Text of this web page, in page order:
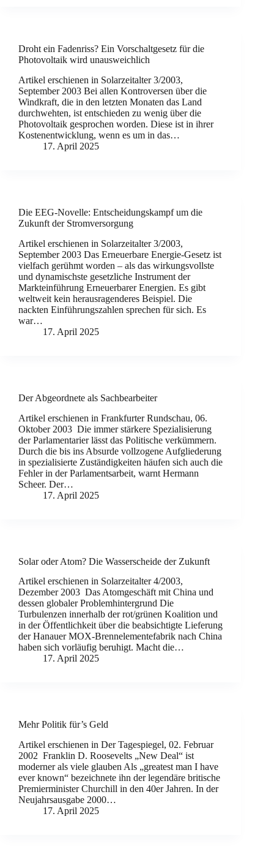
Droht ein Fadenriss? Ein Vorschaltgesetz für die
Photovoltaik wird unausweichlich
Artikel erschienen in Solarzeitalter 3/2003,
September 2003 Bei allen Kontroversen über die
Windkraft, die in den letzten Monaten das Land
durchwehten, ist entschieden zu wenig über die
Photovoltaik gesprochen worden. Diese ist in ihrer
Kostenentwicklung, wenn es um in das…
17. April 2025
Die EEG-Novelle: Entscheidungskampf um die
Zukunft der Stromversorgung
Artikel erschienen in Solarzeitalter 3/2003,
September 2003 Das Erneuerbare Energie-Gesetz ist
vielfach gerühmt worden – als das wirkungsvollste
und dynamischste gesetzliche Instrument der
Markteinführung Erneuerbarer Energien. Es gibt
weltweit kein herausragenderes Beispiel. Die
nackten Einführungszahlen sprechen für sich. Es
war…
17. April 2025
Der Abgeordnete als Sachbearbeiter
Artikel erschienen in Frankfurter Rundschau, 06.
Oktober 2003 Die immer stärkere Spezialisierung
der Parlamentarier lässt das Politische verkümmern.
Durch die bis ins Absurde vollzogene Aufgliederung
in spezialisierte Zuständigkeiten häufen sich auch die
Fehler in der Parlamentsarbeit, warnt Hermann
Scheer. Der…
17. April 2025
Solar oder Atom? Die Wasserscheide der Zukunft
Artikel erschienen in Solarzeitalter 4/2003,
Dezember 2003 Das Atomgeschäft mit China und
dessen globaler Problemhintergrund Die
Turbulenzen innerhalb der rot/grünen Koalition und
in der Öffentlichkeit über die beabsichtigte Lieferung
der Hanauer MOX-Brennelementefabrik nach China
haben sich vorläufig beruhigt. Macht die…
17. April 2025
Mehr Politik für’s Geld
Artikel erschienen in Der Tagespiegel, 02. Februar
2002 Franklin D. Roosevelts „New Deal“ ist
moderner als viele glauben Als „greatest man I have
ever known“ bezeichnete ihn der legendäre britische
Premierminister Churchill in den 40er Jahren. In der
Neujahrsausgabe 2000…
17. April 2025